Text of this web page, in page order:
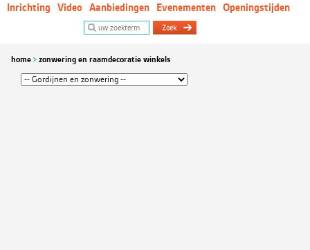
Inrichting Video Aanbiedingen Evenementen Openingstijden
home zonwering en raamdecoratie winkels